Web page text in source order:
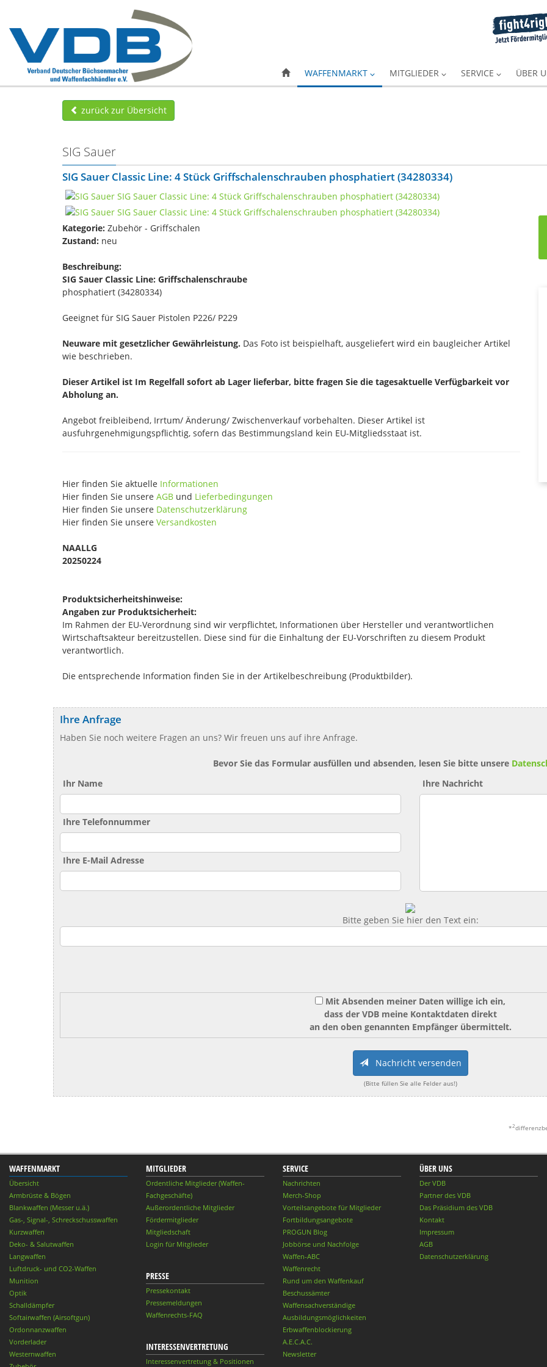
WAFFENMARKT MITGLIEDER SERVICE ÜBER
zurück zur Übersicht
SIG Sauer
SIG Sauer Classic Line: 4 Stück Griffschalenschrauben phosphatiert (34280334)
Kategorie: Zubehör - Griffschalen
Zustand: neu
Beschreibung:
SIG Sauer Classic Line: Griffschalenschraube
phosphatiert (34280334)
Geeignet für SIG Sauer Pistolen P226/ P229
Neuware mit gesetzlicher Gewährleistung. Das Foto ist beispielhaft, ausgeliefert wird ein baugleicher Artikel
wie beschrieben.
Dieser Artikel ist Im Regelfall sofort ab Lager lieferbar, bitte fragen Sie die tagesaktuelle Verfügbarkeit vor
Abholung an.
Angebot freibleibend, Irrtum/ Änderung/ Zwischenverkauf vorbehalten. Dieser Artikel ist
ausfuhrgenehmigungspflichtig, sofern das Bestimmungsland kein EU-Mitgliedsstaat ist.
Hier finden Sie aktuelle Informationen
Hier finden Sie unsere AGB und Lieferbedingungen
Hier finden Sie unsere Datenschutzerklärung
Hier finden Sie unsere Versandkosten
NAALLG
20250224
Produktsicherheitshinweise:
Angaben zur Produktsicherheit:
Im Rahmen der EU-Verordnung sind wir verpflichtet, Informationen über Hersteller und verantwortlichen
Wirtschaftsakteur bereitzustellen. Diese sind für die Einhaltung der EU-Vorschriften zu diesem Produkt
verantwortlich.
Die entsprechende Information finden Sie in der Artikelbeschreibung (Produktbilder).
Ihre Anfrage
Haben Sie noch weitere Fragen an uns? Wir freuen uns auf ihre Anfrage.
Bevor Sie das Formular ausfüllen und absenden, lesen Sie bitte unsere
Ihr Name
Ihre Telefonnummer
Ihre E-Mail Adresse
Ihre Nachricht
Bitte geben Sie hier den Text ein:
Mit Absenden meiner Daten willige ich ein,
dass der VDB meine Kontaktdaten direkt
an den oben genannten Empfänger übermittelt.
Nachricht versenden
(Bitte füllen Sie alle Felder aus!)
*2
WAFFENMARKT
Übersicht
Armbrüste & Bögen
Blankwaffen (Messer u.ä.)
Gas-, Signal-, Schreckschusswaffen
Kurzwaffen
Deko- & Salutwaffen
Langwaffen
Luftdruck- und CO2-Waffen
Munition
Optik
Schalldämpfer
Softairwaffen (Airsoftgun)
Ordonnanzwaffen
Vorderlader
Westernwaffen
MITGLIEDER
Ordentliche Mitglieder (Waffen-
Fachgeschäfte)
Außerordentliche Mitglieder
Fördermitglieder
Mitgliedschaft
Login für Mitglieder
PRESSE
Pressekontakt
Pressemeldungen
Waffenrechts-FAQ
INTERESSENVERTRETUNG
Interessenvertretung & Positionen
SERVICE
Nachrichten
Merch-Shop
Vorteilsangebote für Mitglieder
Fortbildungsangebote
PROGUN Blog
Jobbörse und Nachfolge
Waffen-ABC
Waffenrecht
Rund um den Waffenkauf
Beschussämter
Waffensachverständige
Ausbildungsmöglichkeiten
Erbwaffenblockierung
A.E.C.A.C.
Newsletter
ÜBER UNS
Der VDB
Partner des VDB
Das Präsidium des VDB
Kontakt
Impressum
AGB
Datenschutzerklärung